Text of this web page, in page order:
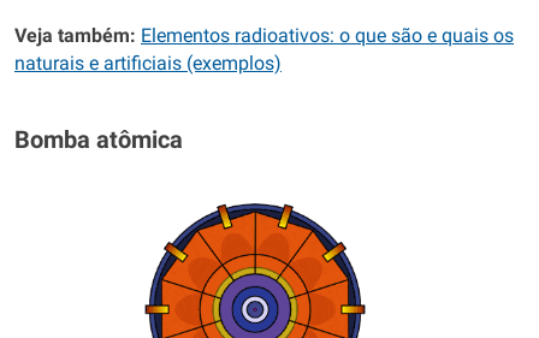
Veja também: Elementos radioativos: o que são e quais os
naturais e artificiais (exemplos)
Bomba atômica